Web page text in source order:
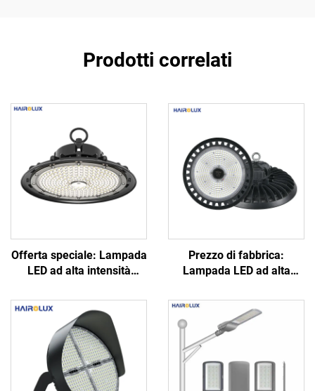
Prodotti correlati
Offerta speciale: Lampada
LED ad alta intensità
industriali (tipo UFO) in
alluminio, risparmio
energetico, per magazzini,
potenze 100 W, 150 W, 200
W
Prezzo di fabbrica:
Lampada LED ad alta
disponibile in diverse
potenze, rotonda, 100 W,
150 W, 200 W, 250 W, per
officine e ambienti
industriali